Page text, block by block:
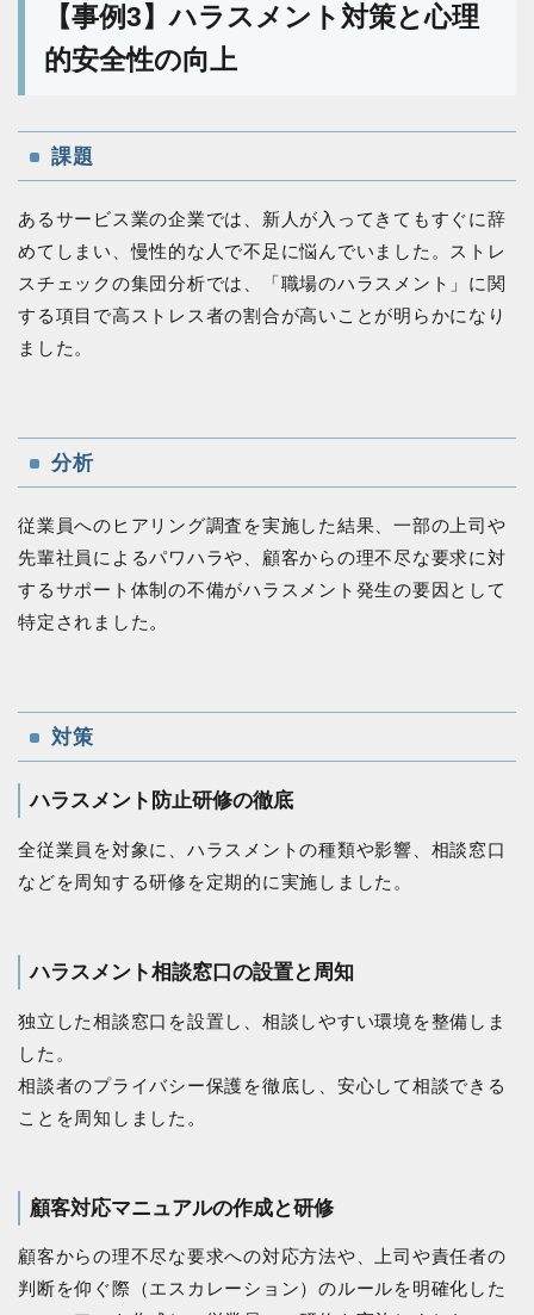
【事例3】ハラスメント対策と心理
的安全性の向上
課題
あるサービス業の企業では、新人が入ってきてもすぐに辞
めてしまい、慢性的な人で不足に悩んでいました。ストレ
スチェックの集団分析では、「職場のハラスメント」に関
する項目で高ストレス者の割合が高いことが明らかになり
ました。
分析
従業員へのヒアリング調査を実施した結果、一部の上司や
先輩社員によるパワハラや、顧客からの理不尽な要求に対
するサポート体制の不備がハラスメント発生の要因として
特定されました。
対策
ハラスメント防止研修の徹底
全従業員を対象に、ハラスメントの種類や影響、相談窓口
などを周知する研修を定期的に実施しました。
ハラスメント相談窓口の設置と周知
独立した相談窓口を設置し、相談しやすい環境を整備しま
した。
相談者のプライバシー保護を徹底し、安心して相談できる
ことを周知しました。
顧客対応マニュアルの作成と研修
顧客からの理不尽な要求への対応方法や、上司や責任者の
判断を仰ぐ際（エスカレーション）のルールを明確化した